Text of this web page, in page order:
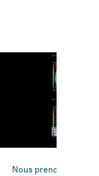
Nous prenons en